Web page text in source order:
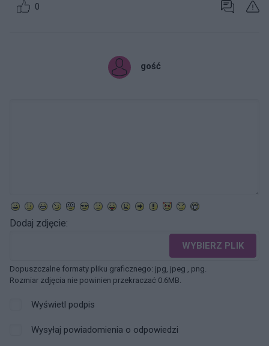
0
gość
Dodaj zdjęcie:
WYBIERZ PLIK
Dopuszczalne formaty pliku graficznego: jpg, jpeg , png.
Rozmiar zdjęcia nie powinien przekraczać 0.6MB.
Wyświetl podpis
Wysyłaj powiadomienia o odpowiedzi